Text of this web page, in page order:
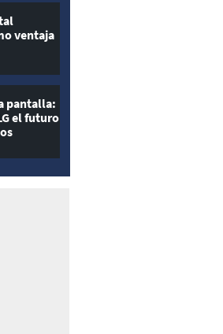
ventaja
pantalla:
el futuro